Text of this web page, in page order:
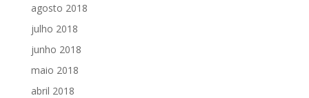
agosto 2018
julho 2018
junho 2018
maio 2018
abril 2018